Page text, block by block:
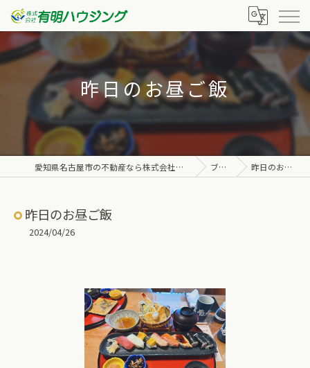
昨日のお昼ご飯
愛知県名古屋市の不動産なら株式会社有明ハウジング ブログ 昨日のお昼ご飯
昨日のお昼ご飯
2024/04/26